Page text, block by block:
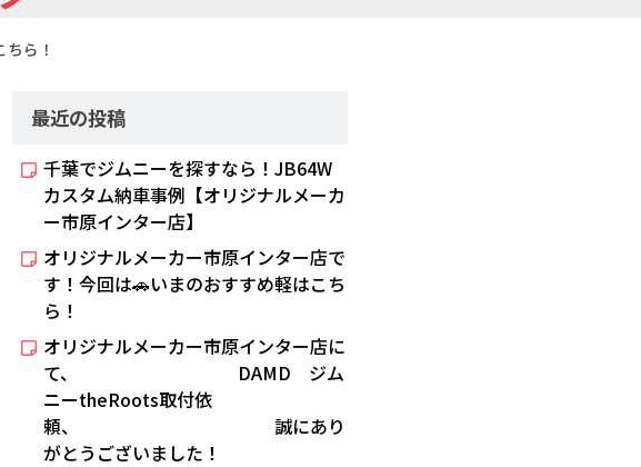
ら！
最近の投稿
千葉でジムニーを探すなら！JB64W
カスタム納車事例【オリジナルメーカ
ー市原インター店】
オリジナルメーカー市原インター店で
す！今回は🚗いまのおすすめ軽はこち
ら！
オリジナルメーカー市原インター店に
て、 DAMD ジム
ニーtheRoots取付依
頼、 誠にあり
がとうございました！